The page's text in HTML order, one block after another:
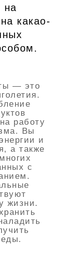
— это
работу
Вы
и
а также
с
жизни.
на
какао-